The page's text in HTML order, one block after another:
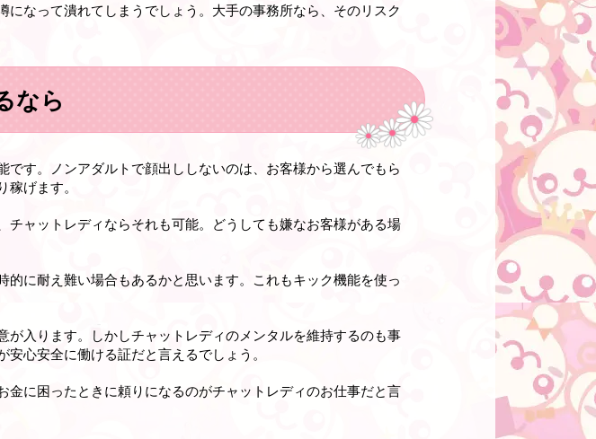
なって潰れてしまうでしょう。大手の事務所なら、そのリスク
なら
す。ノンアダルトで顔出ししないのは、お客様から選んでもら
げます。
ャットレディならそれも可能。どうしても嫌なお客様がある場
に耐え難い場合もあるかと思います。これもキック機能を使っ
入ります。しかしチャットレディのメンタルを維持するのも事
心安全に働ける証だと言えるでしょう。
に困ったときに頼りになるのがチャットレディのお仕事だと言